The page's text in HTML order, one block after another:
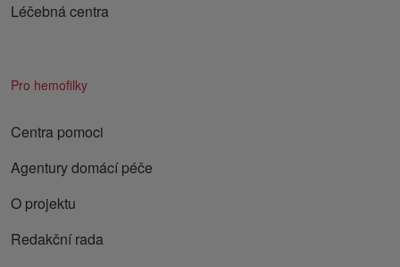
Léčebná centra
Pro hemofilky
Centra pomoci
Agentury domácí péče
O projektu
Redakční rada